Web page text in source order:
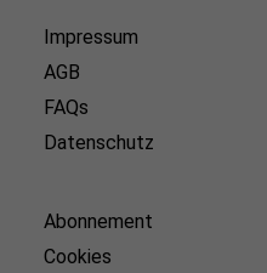
Impressum
AGB
FAQs
Datenschutz
Abonnement
Cookies